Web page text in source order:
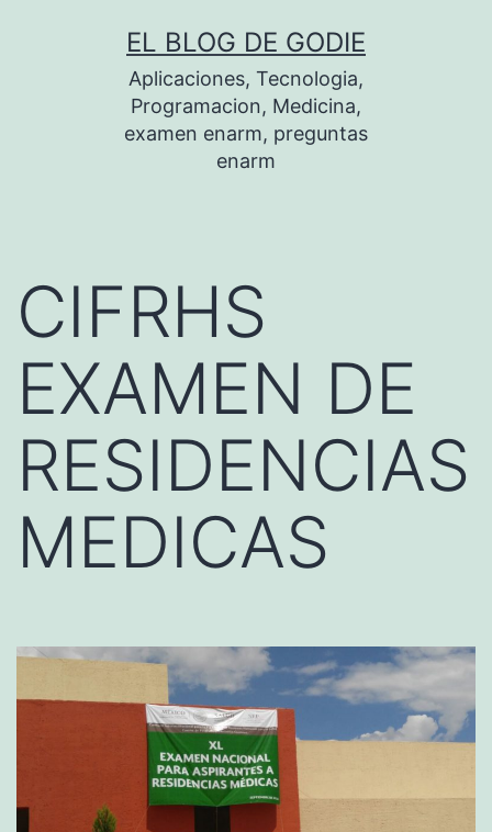
EL BLOG DE GODIE
Aplicaciones, Tecnologia,
Programacion, Medicina,
examen enarm, preguntas
enarm
CIFRHS
EXAMEN DE
RESIDENCIAS
MEDICAS